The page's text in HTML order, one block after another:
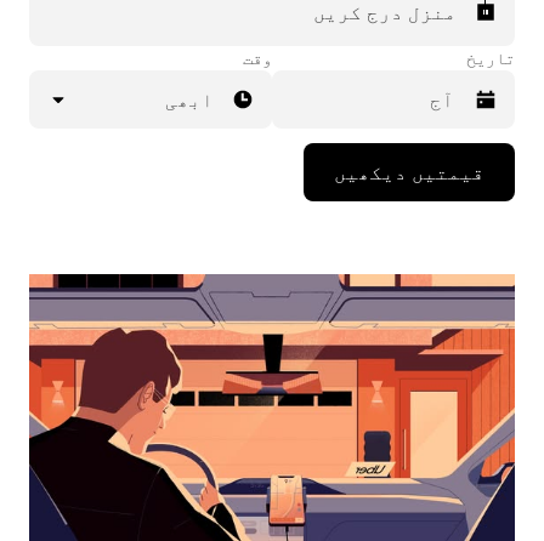
منزل درج کریں
تاریخ
Press
down
interact
the
calendar
and
select
a
date.
Press
the
escape
button
وقت
ابھی
قیمتیں دیکھیں